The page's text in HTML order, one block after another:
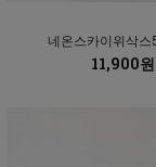
네온스카이위삭스
11,900원